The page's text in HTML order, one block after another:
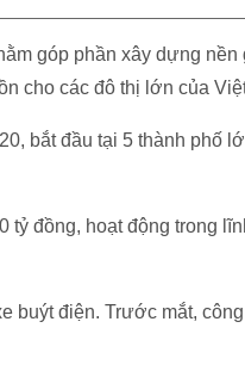
góp phần xây dựng nền
cho các đô thị lớn của
bắt đầu tại 5 thành phố
tỷ đồng, hoạt động trong
buýt điện. Trước mắt,